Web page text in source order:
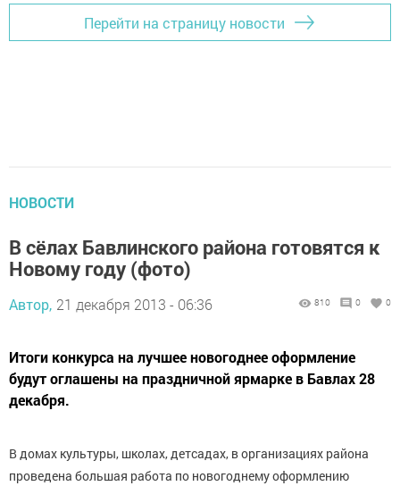
Перейти на страницу новости
НОВОСТИ
В сёлах Бавлинского района готовятся к
Новому году (фото)
Автор, 21 декабря 2013 - 06:36 810 0 0
Итоги конкурса на лучшее новогоднее оформление
будут оглашены на праздничной ярмарке в Бавлах 28
декабря.
В домах культуры, школах, детсадах, в организациях района
проведена большая работа по новогоднему оформлению